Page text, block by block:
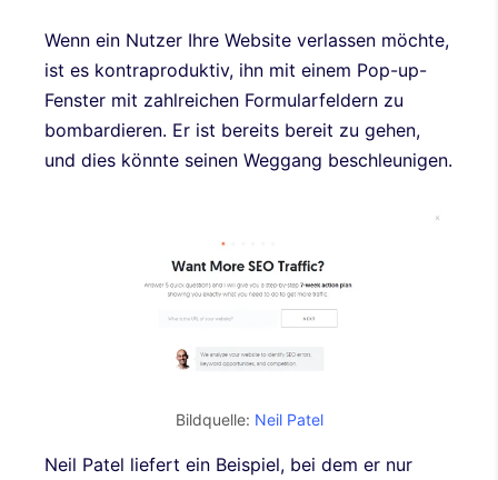
Wenn ein Nutzer Ihre Website verlassen möchte,
ist es kontraproduktiv, ihn mit einem Pop-up-
Fenster mit zahlreichen Formularfeldern zu
bombardieren. Er ist bereits bereit zu gehen,
und dies könnte seinen Weggang beschleunigen.
Bildquelle: Neil Patel
Neil Patel liefert ein Beispiel, bei dem er nur